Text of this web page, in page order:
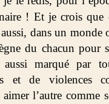
! Et je crois que
dans un monde
du chacun pour
aussi marqué par
et de violences
l’autre comme